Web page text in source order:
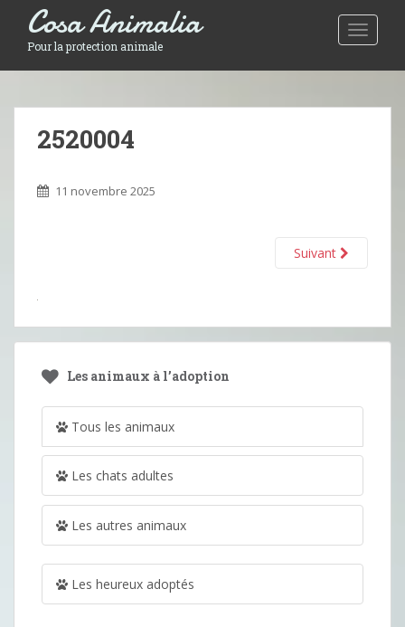
Toggle
Cosa Animalia
Pour la protection animale
2520004
11 novembre 2025
Suivant
Les animaux à l’adoption
Tous les animaux
Les chats adultes
Les autres animaux
Les heureux adoptés